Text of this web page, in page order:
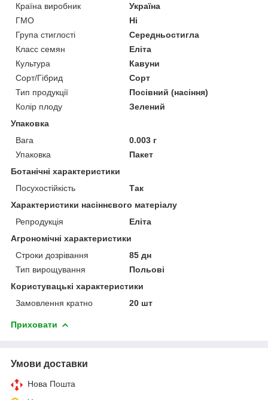
Країна виробник
Україна
ГМО
Ні
Група стиглості
Середньостигла
Класс семян
Еліта
Культура
Кавуни
Сорт/Гібрид
Сорт
Тип продукції
Посівний (насіння)
Колір плоду
Зелений
Упаковка
Вага
0.003 г
Упаковка
Пакет
Ботанічні характеристики
Посухостійкість
Так
Характеристики насіннєвого матеріалу
Репродукція
Еліта
Агрономічні характеристики
Строки дозрівання
85 дн
Тип вирощування
Польові
Користувацькі характеристики
Замовлення кратно
20 шт
Приховати
Умови доставки
Нова Пошта